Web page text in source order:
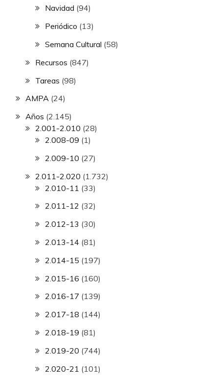
Navidad (94)
Periódico (13)
Semana Cultural (58)
Recursos (847)
Tareas (98)
AMPA (24)
Años (2.145)
2.001-2.010 (28)
2.008-09 (1)
2.009-10 (27)
2.011-2.020 (1.732)
2.010-11 (33)
2.011-12 (32)
2.012-13 (30)
2.013-14 (81)
2.014-15 (197)
2.015-16 (160)
2.016-17 (139)
2.017-18 (144)
2.018-19 (81)
2.019-20 (744)
2.020-21 (101)